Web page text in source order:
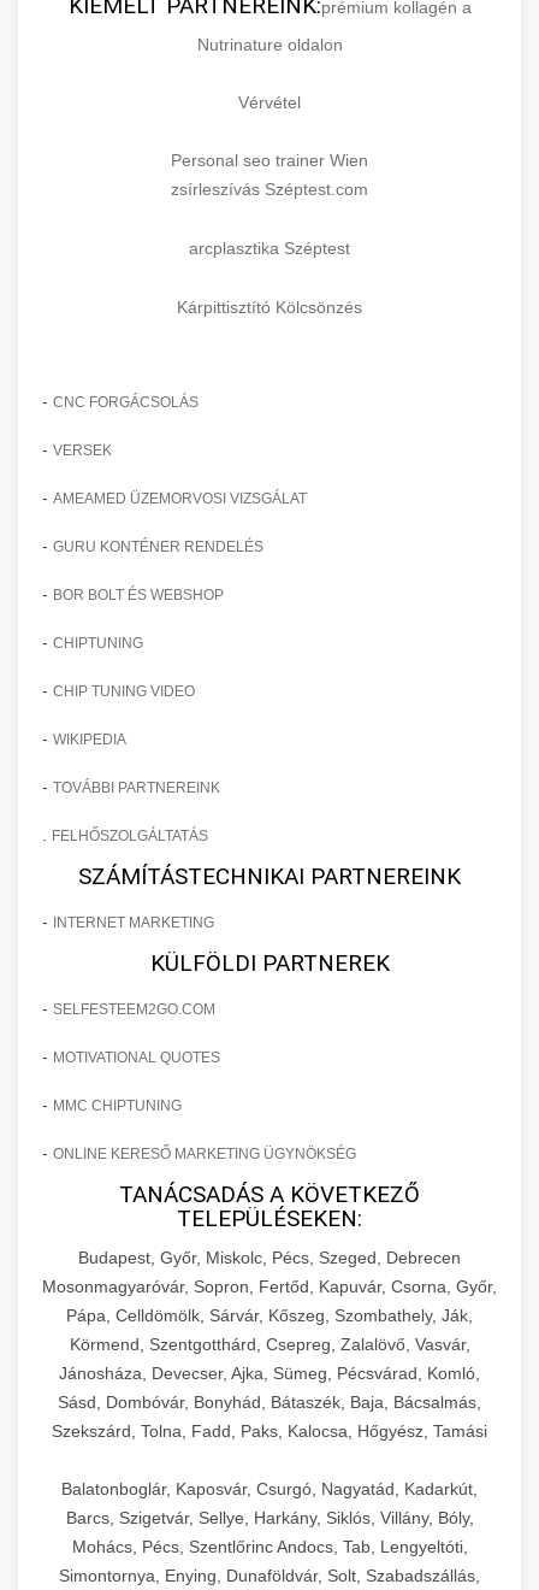
prémium kollagén a
Nutrinature oldalon
Vérvétel
Personal seo trainer Wien
zsírleszívás Széptest.com
arcplasztika Széptest
Kárpittisztító Kölcsönzés
- CNC FORGÁCSOLÁS
- VERSEK
- AMEAMED ÜZEMORVOSI VIZSGÁLAT
- GURU KONTÉNER RENDELÉS
- BOR BOLT ÉS WEBSHOP
- CHIPTUNING
- CHIP TUNING VIDEO
- WIKIPEDIA
- TOVÁBBI PARTNEREINK
FELHŐSZOLGÁLTATÁS
SZÁMÍTÁSTECHNIKAI PARTNEREINK
- INTERNET MARKETING
KÜLFÖLDI PARTNEREK
- SELFESTEEM2GO.COM
- MOTIVATIONAL QUOTES
- MMC CHIPTUNING
- ONLINE KERESŐ MARKETING ÜGYNÖKSÉG
TANÁCSADÁS A KÖVETKEZŐ
TELEPÜLÉSEKEN:
Budapest, Győr, Miskolc, Pécs, Szeged, Debrecen
Mosonmagyaróvár, Sopron, Fertőd, Kapuvár, Csorna, Győr,
Pápa, Celldömölk, Sárvár, Kőszeg, Szombathely, Ják,
Körmend, Szentgotthárd, Csepreg, Zalalövő, Vasvár,
Jánosháza, Devecser, Ajka, Sümeg, Pécsvárad, Komló,
Sásd, Dombóvár, Bonyhád, Bátaszék, Baja, Bácsalmás,
Szekszárd, Tolna, Fadd, Paks, Kalocsa, Hőgyész, Tamási
Balatonboglár, Kaposvár, Csurgó, Nagyatád, Kadarkút,
Barcs, Szigetvár, Sellye, Harkány, Siklós, Villány, Bóly,
Mohács, Pécs, Szentlőrinc Andocs, Tab, Lengyeltóti,
Simontornya, Enying, Dunaföldvár, Solt, Szabadszállás,